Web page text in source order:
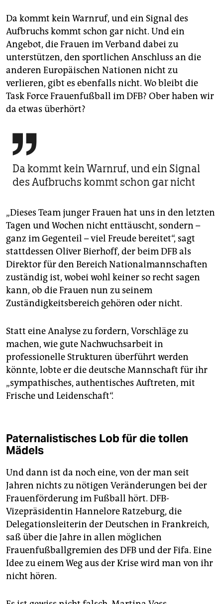
Da kommt kein Warnruf, und ein Signal des
Aufbruchs kommt schon gar nicht. Und ein
Angebot, die Frauen im Verband dabei zu
unterstützen, den sportlichen Anschluss an die
anderen Europäischen Nationen nicht zu
verlieren, gibt es ebenfalls nicht. Wo bleibt die
Task Force Frauenfußball im DFB? Ober haben wir
da etwas überhört?

Da kommt kein Warnruf, und ein Signal
des Aufbruchs kommt schon gar nicht
„Dieses Team junger Frauen hat uns in den letzten
Tagen und Wochen nicht enttäuscht, sondern –
ganz im Gegenteil – viel Freude bereitet“, sagt
stattdessen Oliver Bierhoff, der beim DFB als
Direktor für den Bereich Nationalmannschaften
zuständig ist, wobei wohl keiner so recht sagen
kann, ob die Frauen nun zu seinem
Zuständigkeitsbereich gehören oder nicht.
Statt eine Analyse zu fordern, Vorschläge zu
machen, wie gute Nachwuchsarbeit in
professionelle Strukturen überführt werden
könnte, lobte er die deutsche Mannschaft für ihr
„sympathisches, authentisches Auftreten, mit
Frische und Leidenschaft“.
Paternalistisches Lob für die tollen
Mädels
Und dann ist da noch eine, von der man seit
Jahren nichts zu nötigen Veränderungen bei der
Frauenförderung im Fußball hört. DFB-
Vizepräsidentin Hannelore Ratzeburg, die
Delegationsleiterin der Deutschen in Frankreich,
saß über die Jahre in allen möglichen
Frauenfußballgremien des DFB und der Fifa. Eine
Idee zu einem Weg aus der Krise wird man von ihr
nicht hören.